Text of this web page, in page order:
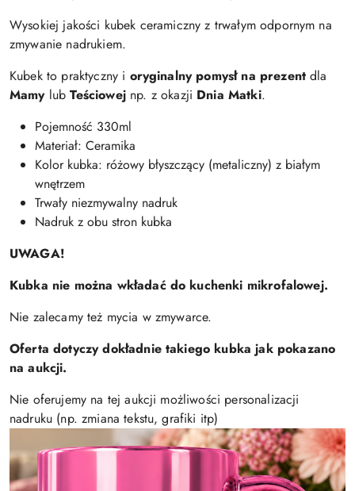
Wysokiej jakości kubek ceramiczny z trwałym odpornym na
zmywanie nadrukiem.
Kubek to praktyczny i oryginalny pomysł na prezent dla
Mamy lub Teściowejnp. z okazji Dnia Matki.
Pojemność 330ml
Materiał: Ceramika
Kolor kubka: różowy błyszczący (metaliczny) z białym
wnętrzem
Trwały niezmywalny nadruk
Nadruk z obu stron kubka
UWAGA!
Kubka nie można wkładać do kuchenki mikrofalowej.
Nie zalecamy też mycia w zmywarce.
Oferta dotyczy dokładnie takiego kubka jak pokazano
na aukcji.
Nie oferujemy na tej aukcji możliwości personalizacji
nadruku (np. zmiana tekstu, grafiki itp)